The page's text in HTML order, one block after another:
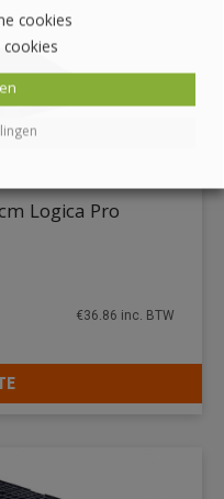
DETAILS
Logica Pro
€36.86 inc. BTW
cookies